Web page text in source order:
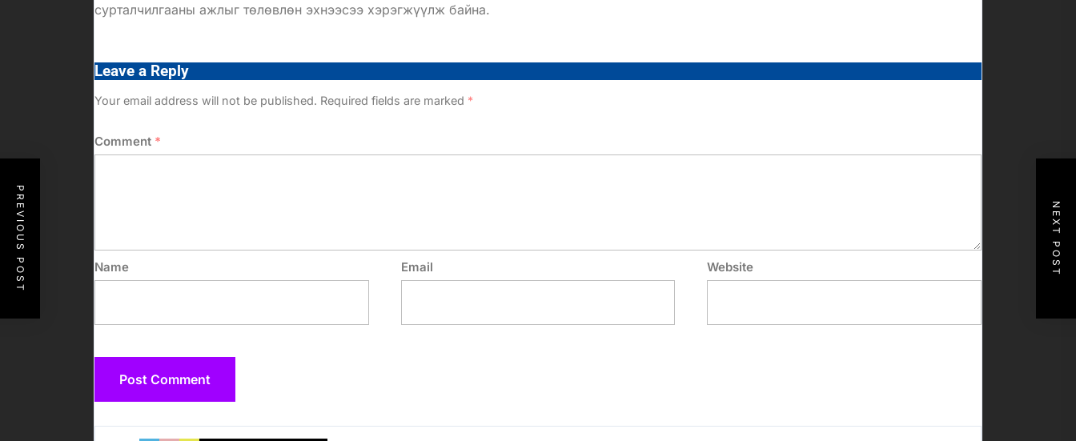
сурталчилгааны ажлыг төлөвлөн эхнээсээ хэрэгжүүлж байна.
Leave a Reply
Your email address will not be published. Required fields are marked *
Comment *
Name Email Website
PREVIOUS POST NEXT POST